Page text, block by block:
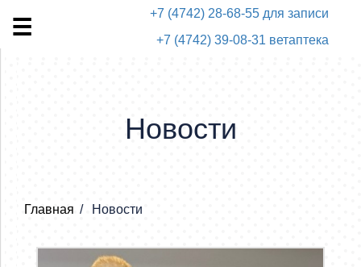
+7 (4742) 28-68-55 для записи
+7 (4742) 39-08-31 ветаптека
Новости
Главная Новости